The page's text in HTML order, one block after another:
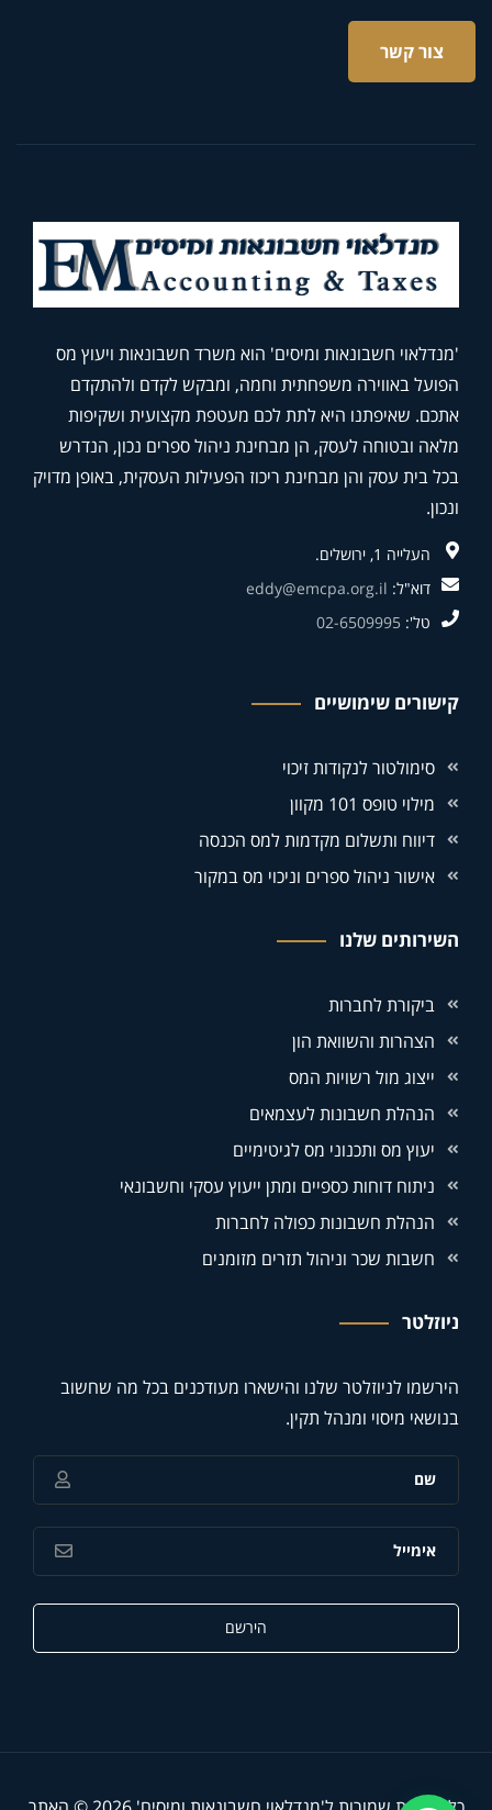
צור קשר
'מנדלאוי חשבונאות ומיסים' הוא משרד חשבונאות ויעוץ מס
הפועל באווירה משפחתית וחמה, ומבקש לקדם ולהתקדם
אתכם. שאיפתנו היא לתת לכם מעטפת מקצועית ושקיפות
מלאה ובטוחה לעסק, הן מבחינת ניהול ספרים נכון, הנדרש
בכל בית עסק והן מבחינת ריכוז הפעילות העסקית, באופן מדויק
ונכון.
העלייה 1, ירושלים.
דוא"ל: eddy@emcpa.org.il
טל': 02-6509995
קישורים שימושיים
סימולטור לנקודות זיכוי
מילוי טופס 101 מקוון
דיווח ותשלום מקדמות למס הכנסה
אישור ניהול ספרים וניכוי מס במקור
השירותים שלנו
ביקורת לחברות
הצהרות והשוואת הון
ייצוג מול רשויות המס
הנהלת חשבונות לעצמאים
יעוץ מס ותכנוני מס לגיטימיים
ניתוח דוחות כספיים ומתן ייעוץ עסקי וחשבונאי
הנהלת חשבונות כפולה לחברות
חשבות שכר וניהול תזרים מזומנים
ניוזלטר
הירשמו לניוזלטר שלנו והישארו מעודכנים בכל מה שחשוב
בנושאי מיסוי ומנהל תקין.
הירשם